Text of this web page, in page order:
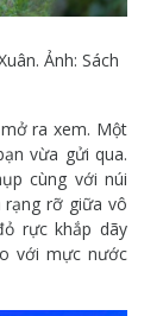
Ảnh: Sách
ra xem. Một
vừa gửi qua.
cùng với núi
rạng rỡ giữa vô
rực khắp dãy
với mực nước